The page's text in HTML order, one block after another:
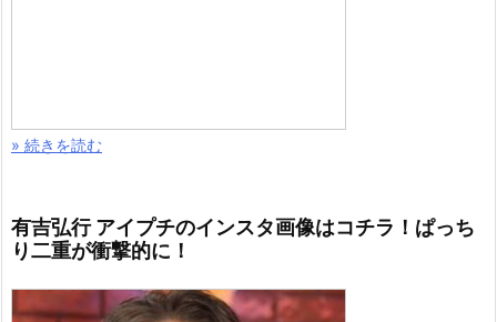
» 続きを読む
有吉弘行 アイプチのインスタ画像はコチラ！ぱっち
り二重が衝撃的に！